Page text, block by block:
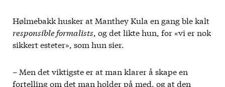
Hølmebakk husker at Manthey Kula en gang ble kalt
responsible formalists, og det likte hun, for «vi er nok
sikkert esteter», som hun sier.
– Men det viktigste er at man klarer å skape en
fortelling om det man holder på med, og at den